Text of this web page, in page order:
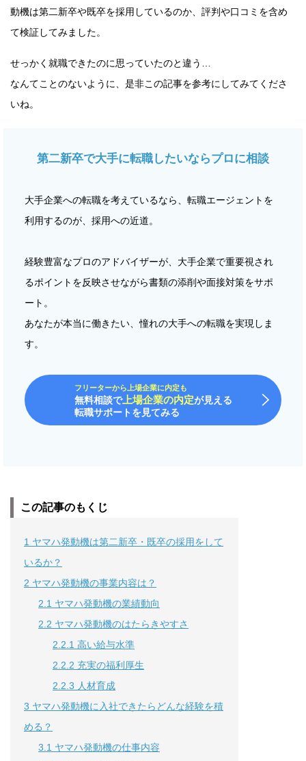
動機は第二新卒や既卒を採用しているのか、評判や口コミを含め
て検証してみました。
せっかく就職できたのに思っていたのと違う…
なんてことのないように、是非この記事を参考にしてみてくださ
いね。
第二新卒で大手に転職したいならプロに相談
大手企業への転職を考えているなら、転職エージェントを
利用するのが、採用への近道。
経験豊富なプロのアドバイザーが、大手企業で重要視され
るポイントを反映させながら書類の添削や面接対策をサポ
ート。
あなたが本当に働きたい、憧れの大手への転職を実現しま
す。
フリーターから上場企業に内定も
無料相談で上場企業の内定が見える
転職サポートを見てみる
この記事のもくじ
1 ヤマハ発動機は第二新卒・既卒の採用をして
いるか？
2 ヤマハ発動機の事業内容は？
2.1 ヤマハ発動機の業績動向
2.2 ヤマハ発動機のはたらきやすさ
2.2.1 高い給与水準
2.2.2 充実の福利厚生
2.2.3 人材育成
3 ヤマハ発動機に入社できたらどんな経験を積
める？
3.1 ヤマハ発動機の仕事内容